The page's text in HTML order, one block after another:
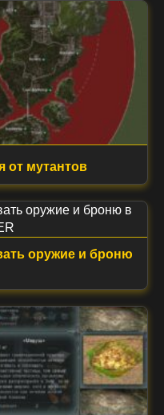
от мутантов
оружие и броню